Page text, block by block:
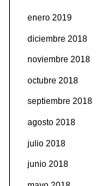
enero 2019
diciembre 2018
noviembre 2018
octubre 2018
septiembre 2018
agosto 2018
julio 2018
junio 2018